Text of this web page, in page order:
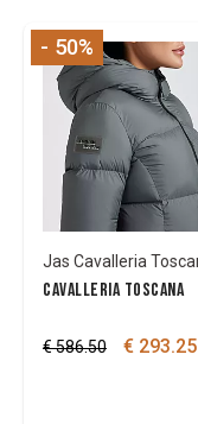
CAVALLERIA TOSCANA
€ 586.50 € 293.25
- 50%